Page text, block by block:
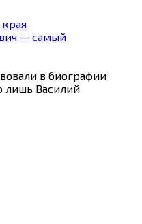
— самый
в биографии
лишь Василий